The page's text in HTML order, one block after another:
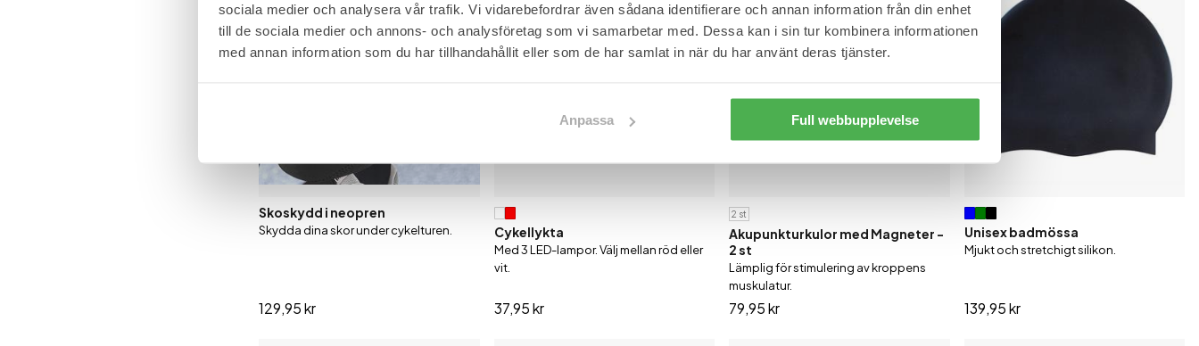
sociala medier och analysera vår trafik. Vi vidarebefordrar även sådana identifierare och annan information från din enhet
till de sociala medier och annons- och analysföretag som vi samarbetar med. Dessa kan i sin tur kombinera informationen
med annan information som du har tillhandahållit eller som de har samlat in när du har använt deras tjänster.
Anpassa Full webbupplevelse
Skoskydd i neopren
Skydda dina skor under cykelturen.
129,95 kr
Cykellykta
Med 3 LED-lampor. Välj mellan röd eller
vit.
37,95 kr
2 st
Akupunkturkulor med Magneter -
2 st
Lämplig för stimulering av kroppens
muskulatur.
79,95 kr
Unisex badmössa
Mjukt och stretchigt silikon.
139,95 kr